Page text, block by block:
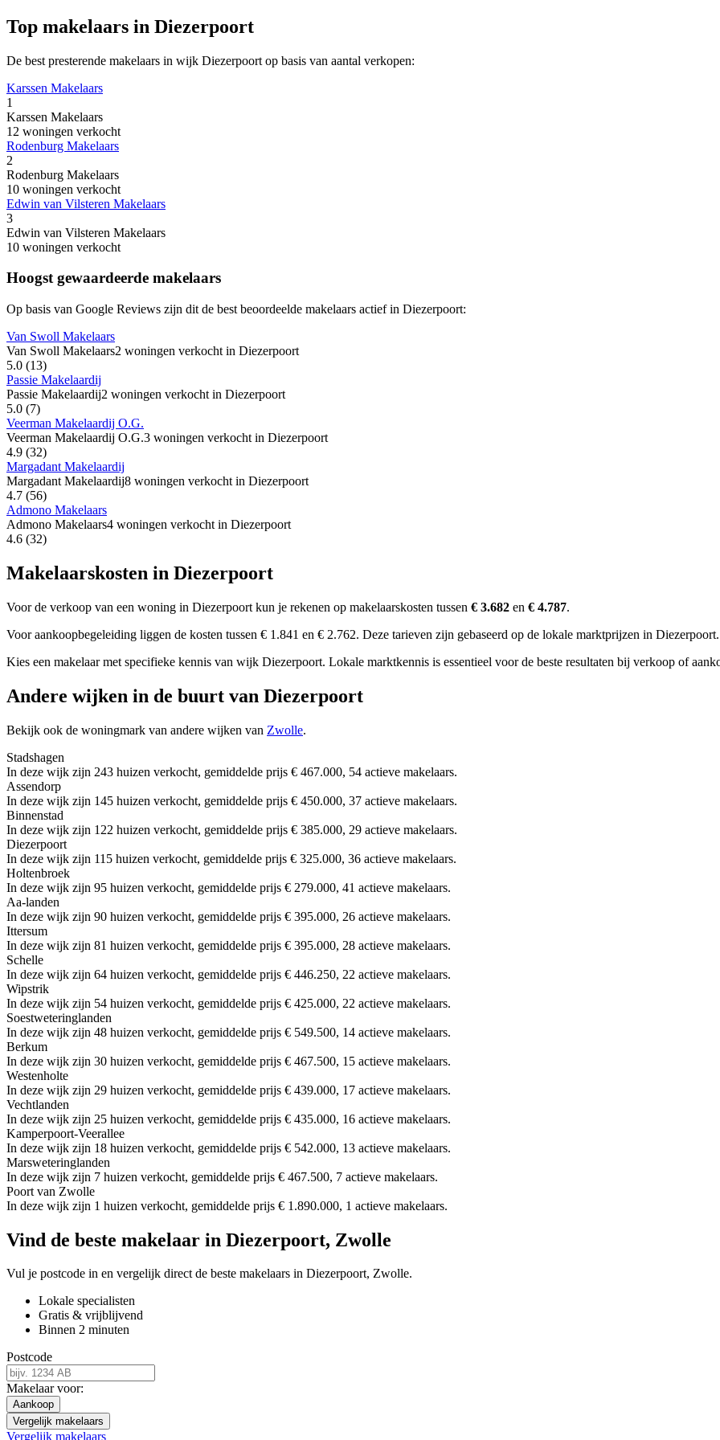
Top makelaars in Diezerpoort
De best presterende makelaars in wijk Diezerpoort op basis van aantal verkopen:
Karssen Makelaars
1
Karssen Makelaars
12 woningen verkocht
Rodenburg Makelaars
2
Rodenburg Makelaars
10 woningen verkocht
Edwin van Vilsteren Makelaars
3
Edwin van Vilsteren Makelaars
10 woningen verkocht
Hoogst gewaardeerde makelaars
Op basis van Google Reviews zijn dit de best beoordeelde makelaars actief in Diezerpoort:
Van Swoll Makelaars
Van Swoll Makelaars2 woningen verkocht in Diezerpoort
5.0 (13)
Passie Makelaardij
Passie Makelaardij2 woningen verkocht in Diezerpoort
5.0 (7)
Veerman Makelaardij O.G.
Veerman Makelaardij O.G.3 woningen verkocht in Diezerpoort
4.9 (32)
Margadant Makelaardij
Margadant Makelaardij8 woningen verkocht in Diezerpoort
4.7 (56)
Admono Makelaars
Admono Makelaars4 woningen verkocht in Diezerpoort
4.6 (32)
Makelaarskosten in Diezerpoort
Voor de verkoop van een woning in Diezerpoort kun je rekenen op makelaarskosten tussen € 3.682 en € 4.787.
Voor aankoopbegeleiding liggen de kosten tussen € 1.841 en € 2.762. Deze tarieven zijn gebaseerd op de lokale marktprijzen in Diezerpoort.
Kies een makelaar met specifieke kennis van wijk Diezerpoort. Lokale marktkennis is essentieel voor de beste resultaten bij verkoop of
Andere wijken in de buurt van Diezerpoort
Bekijk ook de woningmark van andere wijken van Zwolle.
Stadshagen
In deze wijk zijn 243 huizen verkocht, gemiddelde prijs € 467.000, 54 actieve makelaars.
Assendorp
In deze wijk zijn 145 huizen verkocht, gemiddelde prijs € 450.000, 37 actieve makelaars.
Binnenstad
In deze wijk zijn 122 huizen verkocht, gemiddelde prijs € 385.000, 29 actieve makelaars.
Diezerpoort
In deze wijk zijn 115 huizen verkocht, gemiddelde prijs € 325.000, 36 actieve makelaars.
Holtenbroek
In deze wijk zijn 95 huizen verkocht, gemiddelde prijs € 279.000, 41 actieve makelaars.
Aa-landen
In deze wijk zijn 90 huizen verkocht, gemiddelde prijs € 395.000, 26 actieve makelaars.
Ittersum
In deze wijk zijn 81 huizen verkocht, gemiddelde prijs € 395.000, 28 actieve makelaars.
Schelle
In deze wijk zijn 64 huizen verkocht, gemiddelde prijs € 446.250, 22 actieve makelaars.
Wipstrik
In deze wijk zijn 54 huizen verkocht, gemiddelde prijs € 425.000, 22 actieve makelaars.
Soestweteringlanden
In deze wijk zijn 48 huizen verkocht, gemiddelde prijs € 549.500, 14 actieve makelaars.
Berkum
In deze wijk zijn 30 huizen verkocht, gemiddelde prijs € 467.500, 15 actieve makelaars.
Westenholte
In deze wijk zijn 29 huizen verkocht, gemiddelde prijs € 439.000, 17 actieve makelaars.
Vechtlanden
In deze wijk zijn 25 huizen verkocht, gemiddelde prijs € 435.000, 16 actieve makelaars.
Kamperpoort-Veerallee
In deze wijk zijn 18 huizen verkocht, gemiddelde prijs € 542.000, 13 actieve makelaars.
Marsweteringlanden
In deze wijk zijn 7 huizen verkocht, gemiddelde prijs € 467.500, 7 actieve makelaars.
Poort van Zwolle
In deze wijk zijn 1 huizen verkocht, gemiddelde prijs € 1.890.000, 1 actieve makelaars.
Vind de beste makelaar in Diezerpoort, Zwolle
Vul je postcode in en vergelijk direct de beste makelaars in Diezerpoort, Zwolle.
Lokale specialisten
Gratis & vrijblijvend
Binnen 2 minuten
Postcode
Makelaar voor:
Aankoop
Vergelijk makelaars
Vergelijk makelaars